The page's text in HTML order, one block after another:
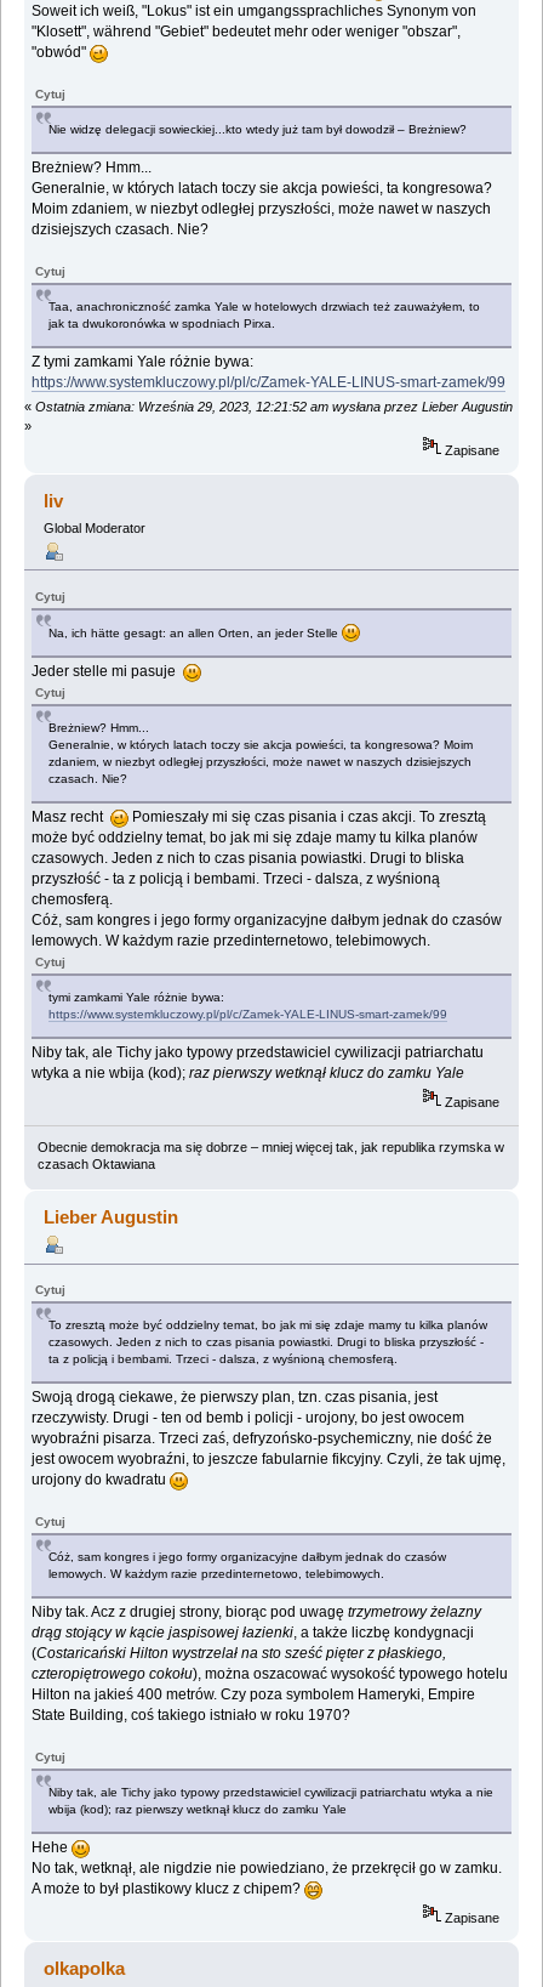
Soweit ich weiß, "Lokus" ist ein umgangssprachliches Synonym von
"Klosett", während "Gebiet" bedeutet mehr oder weniger "obszar",
"obwód"
Cytuj
Nie widzę delegacji sowieckiej...kto wtedy już tam był dowodził – Breżniew?
Breżniew? Hmm...
Generalnie, w których latach toczy sie akcja powieści, ta kongresowa?
Moim zdaniem, w niezbyt odległej przyszłości, może nawet w naszych
dzisiejszych czasach. Nie?
Cytuj
Taa, anachroniczność zamka Yale w hotelowych drzwiach też zauważyłem, to
jak ta dwukoronówka w spodniach Pirxa.
Z tymi zamkami Yale różnie bywa:
https://www.systemkluczowy.pl/pl/c/Zamek-YALE-LINUS-smart-zamek/99
« Ostatnia zmiana: Września 29, 2023, 12:21:52 am wysłana przez Lieber Augustin
»
Zapisane
liv
Global Moderator
Cytuj
Na, ich hätte gesagt: an allen Orten, an jeder Stelle
Jeder stelle mi pasuje
Cytuj
Breżniew? Hmm...
Generalnie, w których latach toczy sie akcja powieści, ta kongresowa? Moim
zdaniem, w niezbyt odległej przyszłości, może nawet w naszych dzisiejszych
czasach. Nie?
Masz recht
Pomieszały mi się czas pisania i czas akcji. To zresztą
może być oddzielny temat, bo jak mi się zdaje mamy tu kilka planów
czasowych. Jeden z nich to czas pisania powiastki. Drugi to bliska
przyszłość - ta z policją i bembami. Trzeci - dalsza, z wyśnioną
chemosferą.
Cóż, sam kongres i jego formy organizacyjne dałbym jednak do czasów
lemowych. W każdym razie przedinternetowo, telebimowych.
Cytuj
tymi zamkami Yale różnie bywa:
https://www.systemkluczowy.pl/pl/c/Zamek-YALE-LINUS-smart-zamek/99
Niby tak, ale Tichy jako typowy przedstawiciel cywilizacji patriarchatu
wtyka a nie wbija (kod);raz pierwszy wetknął klucz do zamku Yale
Zapisane
Obecnie demokracja ma się dobrze – mniej więcej tak, jak republika rzymska w
czasach Oktawiana
Lieber Augustin
Cytuj
To zresztą może być oddzielny temat, bo jak mi się zdaje mamy tu kilka planów
czasowych. Jeden z nich to czas pisania powiastki. Drugi to bliska przyszłość -
ta z policją i bembami. Trzeci - dalsza, z wyśnioną chemosferą.
Swoją drogą ciekawe, że pierwszy plan, tzn. czas pisania, jest
rzeczywisty. Drugi - ten od bemb i policji - urojony, bo jest owocem
wyobraźni pisarza. Trzeci zaś, defryzońsko-psychemiczny, nie dość że
jest owocem wyobraźni, to jeszcze fabularnie fikcyjny. Czyli, że tak ujmę,
urojony do kwadratu
Cytuj
Cóż, sam kongres i jego formy organizacyjne dałbym jednak do czasów
lemowych. W każdym razie przedinternetowo, telebimowych.
Niby tak. Acz z drugiej strony, biorąc pod uwagętrzymetrowy żelazny
drąg stojący w kącie jaspisowej łazienki, a także liczbę kondygnacji
(Costaricański Hilton wystrzelał na sto sześć pięter z płaskiego,
czteropiętrowego cokołu), można oszacować wysokość typowego hotelu
Hilton na jakieś 400 metrów. Czy poza symbolem Hameryki, Empire
State Building, coś takiego istniało w roku 1970?
Cytuj
Niby tak, ale Tichy jako typowy przedstawiciel cywilizacji patriarchatu wtyka a nie
wbija (kod); raz pierwszy wetknął klucz do zamku Yale
Hehe
No tak, wetknął, ale nigdzie nie powiedziano, że przekręcił go w zamku.
A może to był plastikowy klucz z chipem?
Zapisane
olkapolka